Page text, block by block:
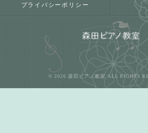
プライバシーポリシー
© 2026 森田ピアノ教室 ALL RIGHTS